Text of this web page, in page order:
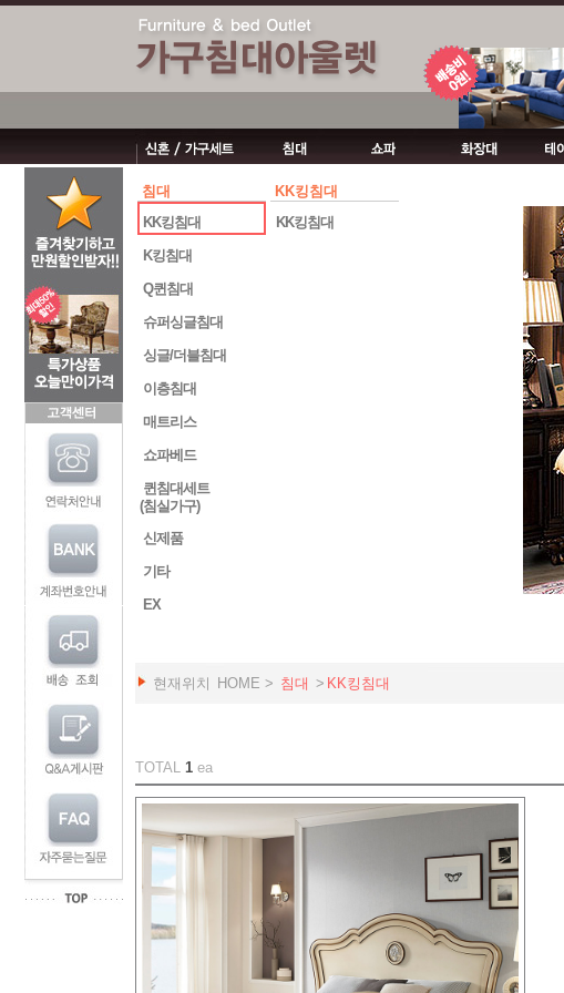
침대
KK킹침대
K킹침대
Q퀸침대
슈퍼싱글침대
싱글/더블침대
이층침대
매트리스
쇼파베드
퀸침대세트
(침실가구)
신제품
기타
EX
KK킹침대
KK킹침대
현재위치 HOME > 침대 > KK킹침대
TOTAL 1 ea